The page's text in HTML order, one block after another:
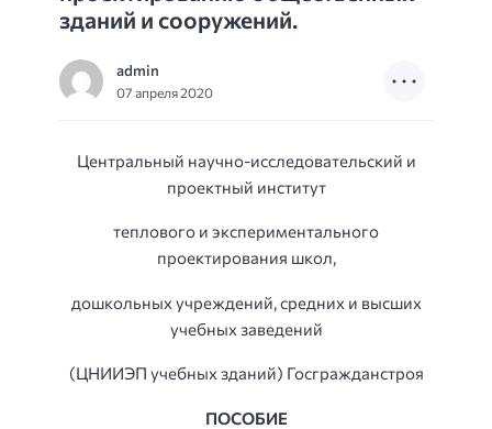
зданий и сооружений.
admin
07 апреля 2020
Центральный научно-исследовательский и
проектный институт
теплового и экспериментального
проектирования школ,
дошкольных учреждений, средних и высших
учебных заведений
(ЦНИИЭП учебных зданий) Госгражданстроя
ПОСОБИЕ